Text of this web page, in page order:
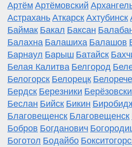
Артём Артёмовский
Астрахань Аткарск Ахтубинск
Баймак Бакал Баксан
Балахна Балашиха Балашов
Барнаул Барыш Батайск
Белая Калитва Белгород
Белогорск Белорецк
Бердск Березники
Беслан Бийск Бикин
Благовещенск Благовещенск
Бобров Богданович
Боготол Бодайбо